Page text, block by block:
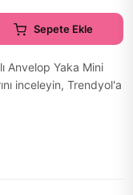
Sepete Ekle
Anvelop Yaka Mini
inceleyin, Trendyol'a